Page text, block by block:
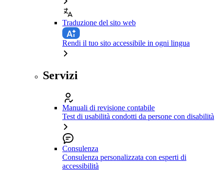
Traduzione del sito web
Rendi il tuo sito accessibile in ogni lingua
Servizi
Manuali di revisione contabile
Test di usabilità condotti da persone con disabilità
Consulenza
Consulenza personalizzata con esperti di
accessibilità